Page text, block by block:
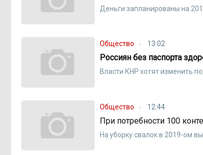
Деньги запланированы на
Общество 13:02
Россиян без паспорта
Власти КНР хотят изменить
Общество 12:44
При потребности 100
На уборку свалок в 2019-ом